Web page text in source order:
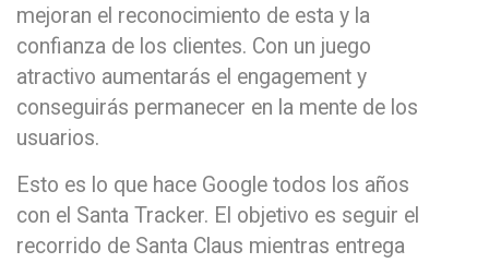
mejoran el reconocimiento de esta y la
confianza de los clientes. Con un juego
atractivo aumentarás el engagement y
conseguirás permanecer en la mente de los
usuarios.
Esto es lo que hace Google todos los años
con el Santa Tracker. El objetivo es seguir el
recorrido de Santa Claus mientras entrega